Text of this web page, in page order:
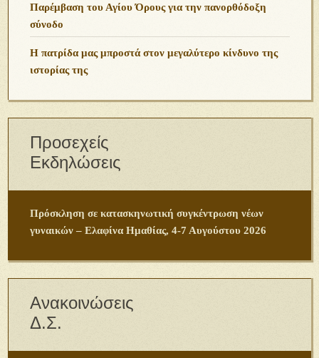
Παρέμβαση του Αγίου Όρους για την πανορθόδοξη
σύνοδο
Η πατρίδα μας μπροστά στον μεγαλύτερο κίνδυνο της
ιστορίας της
Προσεχείς
Εκδηλώσεις
Πρόσκληση σε κατασκηνωτική συγκέντρωση νέων
γυναικών – Ελαφίνα Ημαθίας, 4-7 Αυγούστου 2026
Ανακοινώσεις
Δ.Σ.